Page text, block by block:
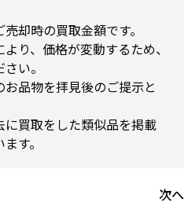
却時の買取金額です。
り、価格が変動するため、
い。
品物を拝見後のご提示と
買取をした類似品を掲載
す。
次へ